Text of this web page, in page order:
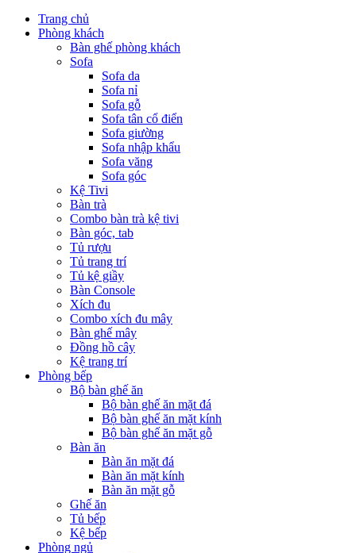
Trang chủ
Phòng khách
Bàn ghế phòng khách
Sofa
Sofa da
Sofa nỉ
Sofa gỗ
Sofa tân cổ điển
Sofa giường
Sofa nhập khẩu
Sofa văng
Sofa góc
Kệ Tivi
Bàn trà
Combo bàn trà kệ tivi
Bàn góc, tab
Tủ rượu
Tủ trang trí
Tủ kệ giầy
Bàn Console
Xích đu
Combo xích đu mây
Bàn ghế mây
Đồng hồ cây
Kệ trang trí
Phòng bếp
Bộ bàn ghế ăn
Bộ bàn ghế ăn mặt đá
Bộ bàn ghế ăn mặt kính
Bộ bàn ghế ăn mặt gỗ
Bàn ăn
Bàn ăn mặt đá
Bàn ăn mặt kính
Bàn ăn mặt gỗ
Ghế ăn
Tủ bếp
Kệ bếp
Phòng ngủ